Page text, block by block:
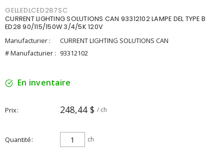
GELLEDLCED287SC
CURRENT LIGHTING SOLUTIONS CAN 93312102 LAMPE DEL TYPE B
ED28 90/115/150W 3/4/5K 120V
Manufacturier :
CURRENT LIGHTING SOLUTIONS CAN
# Manufacturier : 93312102
En inventaire
Prix 248,44 $ / ch
Quantité ch